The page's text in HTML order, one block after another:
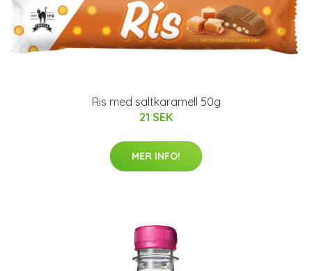
Ris med saltkaramell 50g
21 SEK
MER INFO!